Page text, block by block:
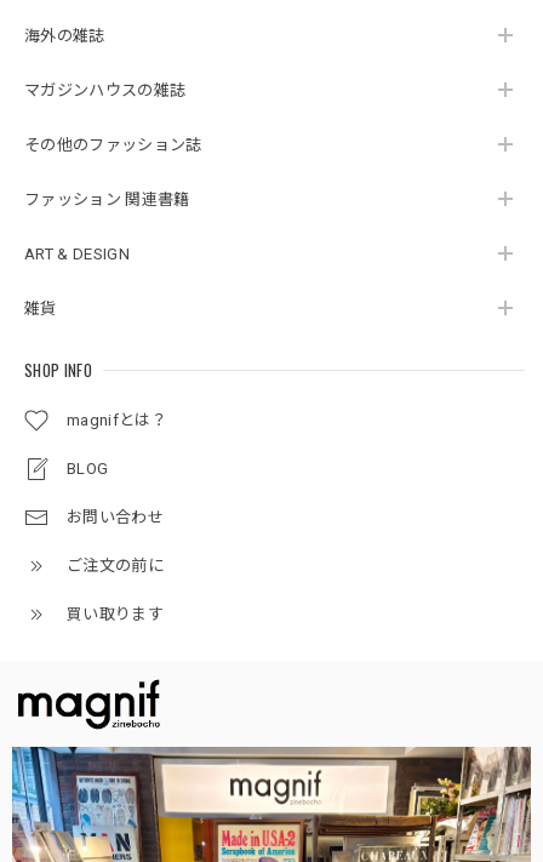
海外の雑誌
マガジンハウスの雑誌
その他のファッション誌
ファッション 関連書籍
ART & DESIGN
雑貨
SHOP INFO
magnifとは？
BLOG
お問い合わせ
ご注文の前に
買い取ります